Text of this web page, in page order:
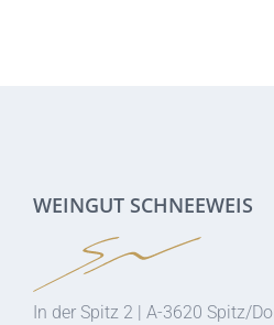
WEINGUT SCHNEEWEIS
In der Spitz 2 | A-3620 Spitz/